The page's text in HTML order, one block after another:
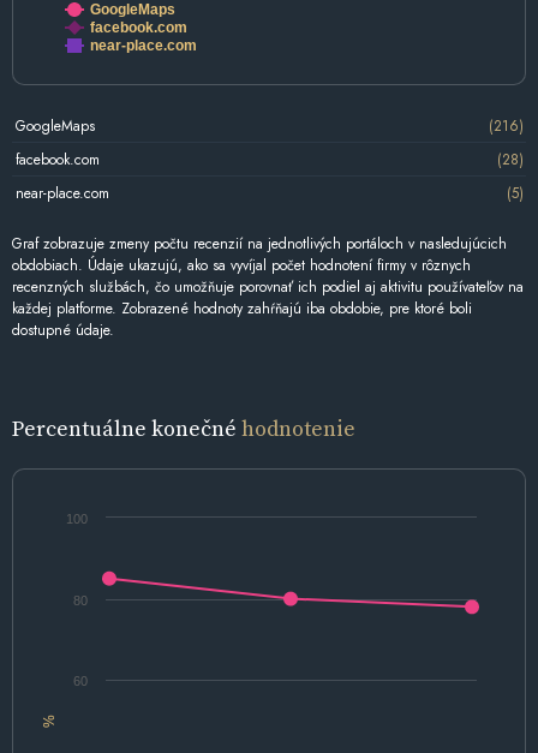
GoogleMaps
facebook.com
near-place.com
GoogleMaps
(216)
facebook.com
(28)
near-place.com
(5)
Graf zobrazuje zmeny počtu recenzií na jednotlivých portáloch v nasledujúcich
obdobiach. Údaje ukazujú, ako sa vyvíjal počet hodnotení firmy v rôznych
recenzných službách, čo umožňuje porovnať ich podiel aj aktivitu používateľov na
každej platforme. Zobrazené hodnoty zahŕňajú iba obdobie, pre ktoré boli
dostupné údaje.
Percentuálne konečné hodnotenie
%
60
80
100